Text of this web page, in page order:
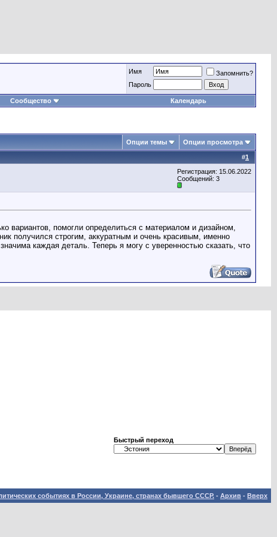
Имя
Запомнить?
Пароль
Сообщество Календарь
Опции темы Опции просмотра
#1
Регистрация: 15.06.2022
Сообщений: 3
вариантов, помогли определиться с материалом и дизайном,
получился строгим, аккуратным и очень красивым, именно
каждая деталь. Теперь я могу с уверенностью сказать, что
Быстрый переход
событиях в России, Украине, странах бывшего СССР. - Архив - Вверх